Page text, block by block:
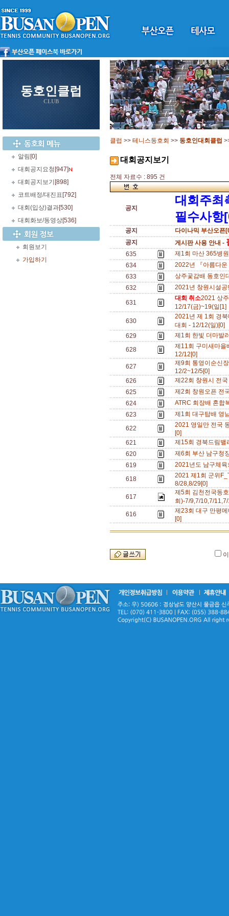
동호인클럽
CLUB
알림 [0]
대회공지요청 [947]
대회공지보기 [898]
코트배정/대진표 [792]
대회(입상)결과[530]
대회화보/동영상[536]
회원보기
가입하기
클럽 >> 테니스동호회 >> 동호인대회클럽
대회공지보기
전체 자료수 : 895 건
공지
대회주최
필수사항
공지
다이나믹 부산오픈
공지
게시판 사용 안내 -
635
제1회 마산 365병
634
2022년 『아름다
633
상주곷감배 동호인
632
2021년 창원시설
631
대회 취소2021 상
12/17(금)~19(일[1]
630
2021년 제 1회 경
대회 - 12/12(일)[0]
629
제1회 한빛 더마발
628
제11회 구미새마을
12/12[0]
627
제9회 통영이순신
12/2~12/5[0]
626
제22회 창원시 전
625
제2회 창원오픈 전
624
ATRC 회장배 혼합
623
제1회 대구탑배 영
622
2021 영일만 전국
[0]
621
제15회 경북드림
620
제6회 부산 남구청
619
2021년도 남구체
618
2021 제1회 군위
8/28,8/29[0]
617
제5회 김천전국동
회)-7/9,7/10,7/
616
제23회 대구 만평
[0]